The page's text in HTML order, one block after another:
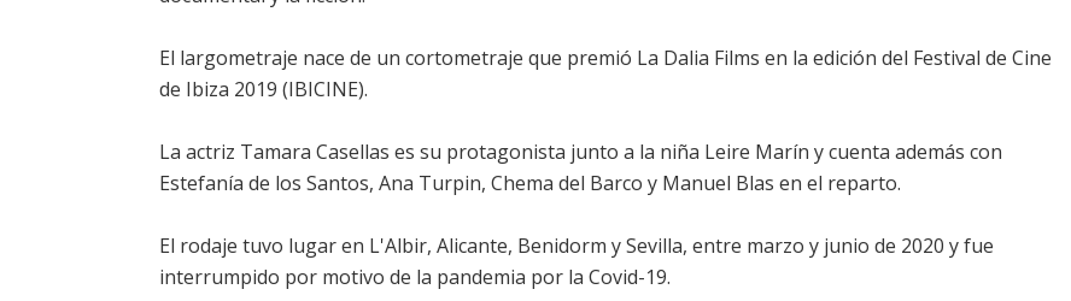
El largometraje nace de un cortometraje que premió La Dalia Films en la edición del Festival de Cine
de Ibiza 2019 (IBICINE).
La actriz Tamara Casellas es su protagonista junto a la niña Leire Marín y cuenta además con
Estefanía de los Santos, Ana Turpin, Chema del Barco y Manuel Blas en el reparto.
El rodaje tuvo lugar en L'Albir, Alicante, Benidorm y Sevilla, entre marzo y junio de 2020 y fue
interrumpido por motivo de la pandemia por la Covid-19.